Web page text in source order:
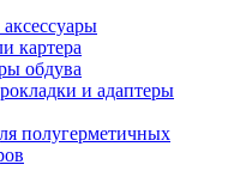
картера
обдува
и адаптеры
полугерметичных